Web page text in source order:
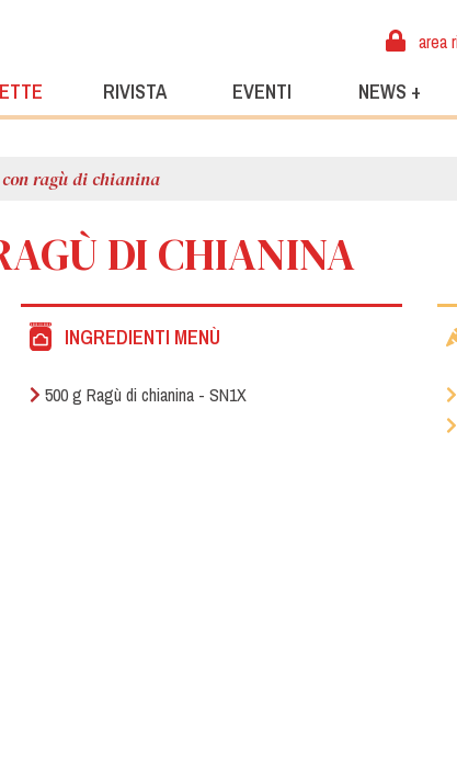
area
RIVISTA EVENTI NEWS +
ragù di chianina
DI CHIANINA
INGREDIENTI MENÙ
500 g Ragù di chianina - SN1X